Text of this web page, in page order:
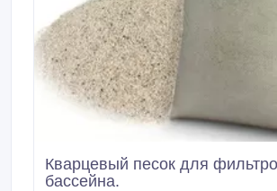
Кварцевый песок для
бассейна.